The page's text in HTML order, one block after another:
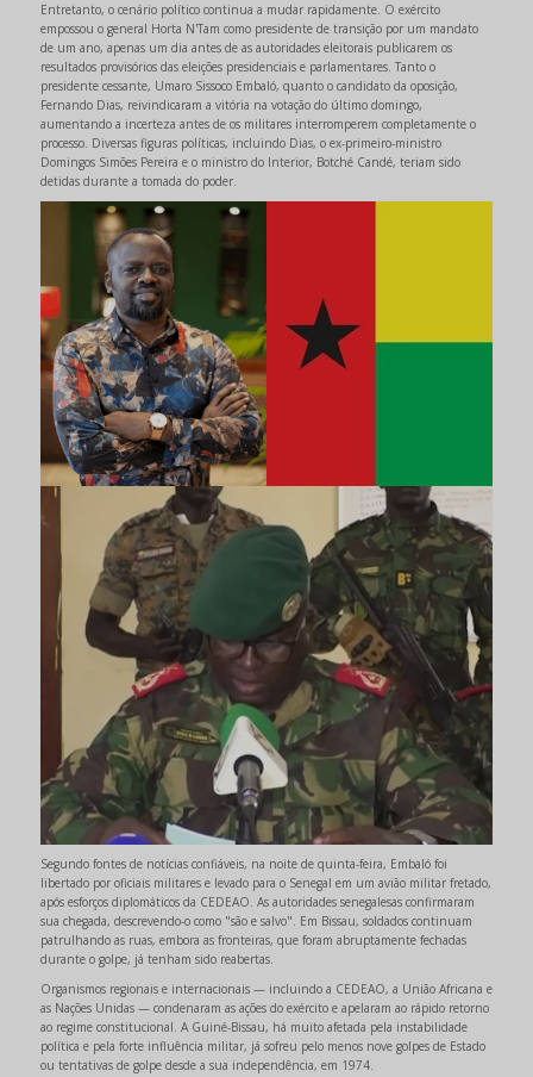
Entretanto, o cenário político continua a mudar rapidamente. O exército
empossou o general Horta N'Tam como presidente de transição por um mandato
de um ano, apenas um dia antes de as autoridades eleitorais publicarem os
resultados provisórios das eleições presidenciais e parlamentares. Tanto o
presidente cessante, Umaro Sissoco Embaló, quanto o candidato da oposição,
Fernando Dias, reivindicaram a vitória na votação do último domingo,
aumentando a incerteza antes de os militares interromperem completamente o
processo. Diversas figuras políticas, incluindo Dias, o ex-primeiro-ministro
Domingos Simões Pereira e o ministro do Interior, Botché Candé, teriam sido
detidas durante a tomada do poder.
Segundo fontes de notícias confiáveis, na noite de quinta-feira, Embaló foi
libertado por oficiais militares e levado para o Senegal em um avião militar fretado,
após esforços diplomáticos da CEDEAO. As autoridades senegalesas confirmaram
sua chegada, descrevendo-o como "são e salvo". Em Bissau, soldados continuam
patrulhando as ruas, embora as fronteiras, que foram abruptamente fechadas
durante o golpe, já tenham sido reabertas.
Organismos regionais e internacionais — incluindo a CEDEAO, a União Africana e
as Nações Unidas — condenaram as ações do exército e apelaram ao rápido retorno
ao regime constitucional. A Guiné-Bissau, há muito afetada pela instabilidade
política e pela forte influência militar, já sofreu pelo menos nove golpes de Estado
ou tentativas de golpe desde a sua independência, em 1974.